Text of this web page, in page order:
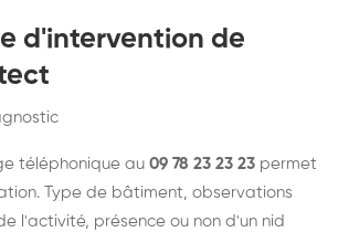
d'intervention de
téléphonique au 09 78 23 23 23 permet
Type de bâtiment, observations
l'activité, présence ou non d'un nid